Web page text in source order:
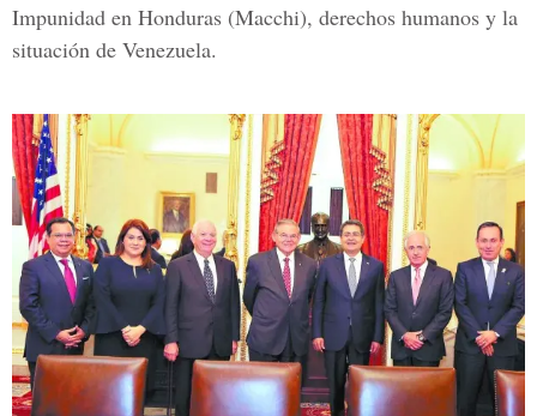
Impunidad en Honduras (Macchi), derechos humanos y la
situación de Venezuela.